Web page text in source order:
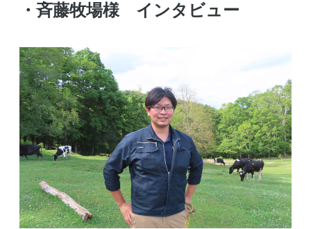
・斉藤牧場様 インタビュー